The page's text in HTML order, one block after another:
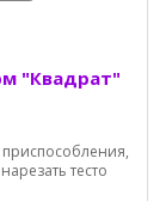
"Квадрат"
тесто